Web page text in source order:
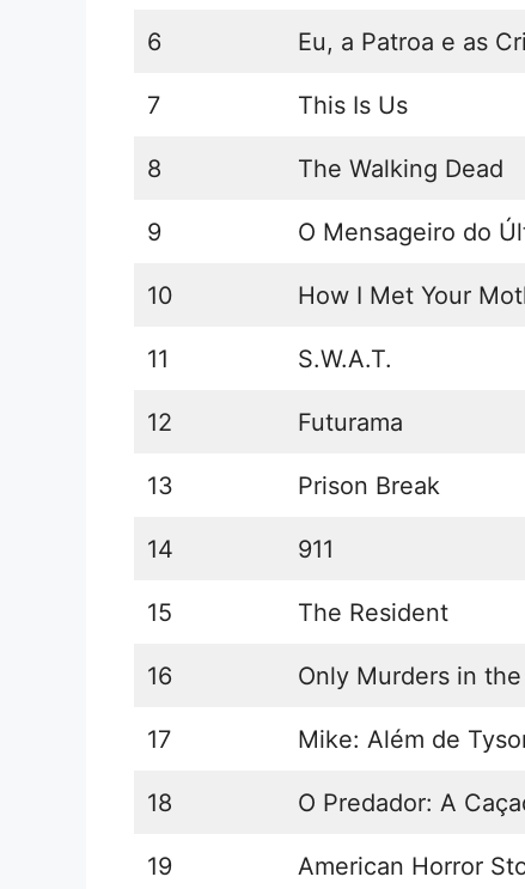
6 Eu, a Patroa e as
7 This Is Us
8 The Walking Dead
9 O Mensageiro do
10 How I Met Your
11 S.W.A.T.
12 Futurama
13 Prison Break
14 911
15 The Resident
16 Only Murders in
17 Mike: Além de
18 O Predador: A
19 American Horror